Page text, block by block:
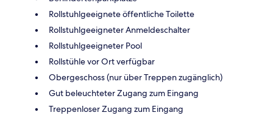
Rollstuhlgeeignete öffentliche Toilette
Rollstuhlgeeigneter Anmeldeschalter
Rollstuhlgeeigneter Pool
Rollstühle vor Ort verfügbar
Obergeschoss (nur über Treppen zugänglich)
Gut beleuchteter Zugang zum Eingang
Treppenloser Zugang zum Eingang